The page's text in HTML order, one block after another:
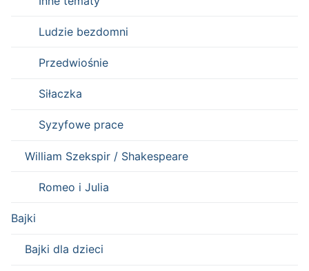
Ludzie bezdomni
Przedwiośnie
Siłaczka
Syzyfowe prace
William Szekspir / Shakespeare
Romeo i Julia
Bajki
Bajki dla dzieci